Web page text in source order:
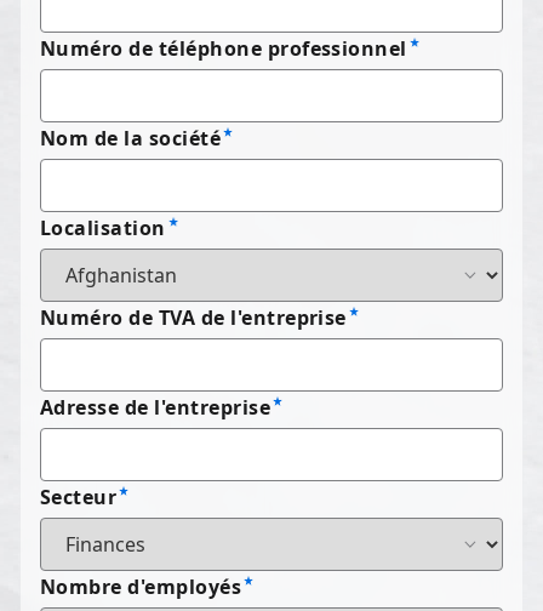
Numéro de téléphone professionnel
Nom de la société
Localisation
Numéro de TVA de l'entreprise
Adresse de l'entreprise
Secteur
Nombre d'employés